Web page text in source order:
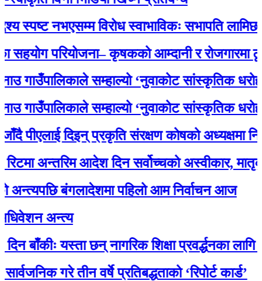
नभएसम्म विरोध स्वाभाविकः सभापति लामिछाने
परियोजना– कृषकको आम्दानी र रोजगारमा ठूलो
सम्हाल्यो ‘नुवाकोट सांस्कृतिक धरोहर
सम्हाल्यो ‘नुवाकोट सांस्कृतिक धरोहर
दिइन् प्रकृति संरक्षण कोषको अध्यक्षमा नियुक्ति
अन्तरिम आदेश दिन सर्वोच्चको अस्वीकार, मातृका
बंगलादेशमा पहिलो आम निर्वाचन आज
अन्त्य
यस्ता छन् नागरिक शिक्षा प्रवर्द्धनका लागि स्रोत
गरे तीन वर्षे प्रतिबद्धताको ‘रिपोर्ट कार्ड’